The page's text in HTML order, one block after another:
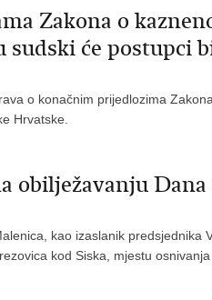
Zakona o
sudski će postupci
o konačnim prijedlozima
Hrvatske.
obilježavanju
kao izaslanik predsjednika
kod Siska, mjestu